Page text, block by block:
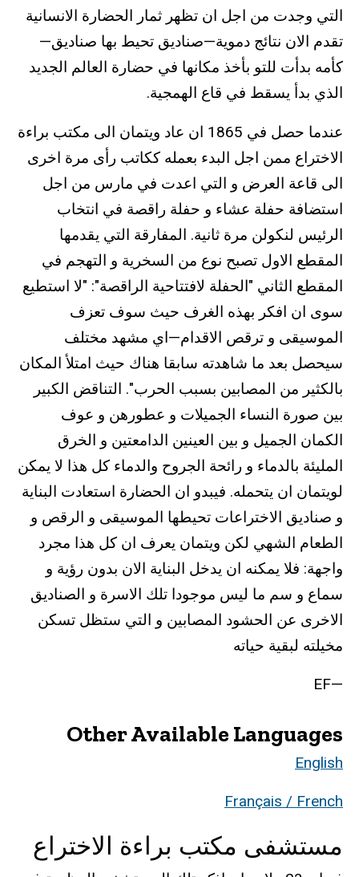
التي وجدت من اجل ان تظهر ثمار الحضارة الانسانية
تقدم الان نتائج دموية—صناديق تحيط بها صناديق—
كأمه بدأت للتو بأخذ مكانها في حضارة العالم الجديد
الذي بدأ يسقط في قاع الهمجية.
عندما حصل في 1865 ان عاد ويتمان الى مكتب براءة
الاختراع ممن اجل البدء بعمله ككاتب رأى مرة اخرى
الى قاعة العرض و التي اعدت في مارس من اجل
استضافة حفلة عشاء و حفلة راقصة في انتخاب
الرئيس لنكولن مرة ثانية. المفارقة التي يقدمها
المقطع الاول تصبح نوع من السخرية و التهجم في
المقطع الثاني "الحفلة لافتتاحية الراقصة": "لا استطيع
سوى ان افكر بهذه الغرف حيث سوف تعزف
الموسيقى و ترقص الاقدام—اي مشهد مختلف
سيحصل بعد ما شاهدته سابقا هناك حيث امتلأ المكان
بالكثير من المصابين بسبب الحرب". التناقض الكبير
بين صورة النساء الجميلات و عطورهن و عوف
الكمان الجميل و بين العينين الدامعتين و الخرق
المليئة بالدماء و رائحة الجروح والدماء كل هذا لا يمكن
لويتمان ان يتحمله. فيبدو ان الحضارة استعادت البناية
و صناديق الاختراعات تحيطها الموسيقى و الرقص و
الطعام الشهي لكن ويتمان يعرف ان كل هذا مجرد
واجهة: فلا يمكنه ان يدخل البناية الان بدون رؤية و
سماع و سم ما ليس موجودا تلك الاسرة و الصناديق
الاخرى عن الحشود المصابين و التي ستظل تسكن
مخيلته لبقية حياته
—EF
Other Available Languages
English
Français / French
مستشفى مكتب براءة الاختراع